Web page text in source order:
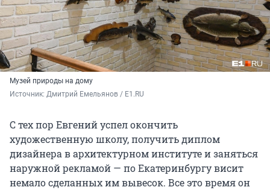
Музей природы на дому
Источник: Дмитрий Емельянов / E1.RU
С тех пор Евгений успел окончить
художественную школу, получить диплом
дизайнера в архитектурном институте и заняться
наружной рекламой — по Екатеринбургу висит
немало сделанных им вывесок. Все это время он